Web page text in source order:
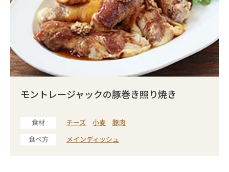
モントレージャックの豚巻き照り焼き
食材 チーズ 小麦 豚肉
食べ方 メインディッシュ